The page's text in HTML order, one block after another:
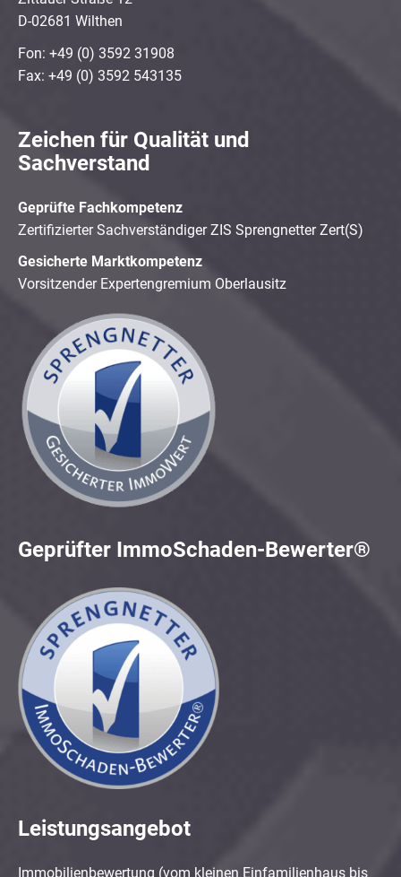
D-02681 Wilthen
Fon: +49 (0) 3592 31908
Fax: +49 (0) 3592 543135
Zeichen für Qualität und
Sachverstand
Geprüfte Fachkompetenz
Zertifizierter Sachverständiger ZIS Sprengnetter Zert(S)
Gesicherte Marktkompetenz
Vorsitzender Expertengremium Oberlausitz
Geprüfter ImmoSchaden-Bewerter®
Leistungsangebot
Immobilienbewertung (vom kleinen Einfamilienhaus bis